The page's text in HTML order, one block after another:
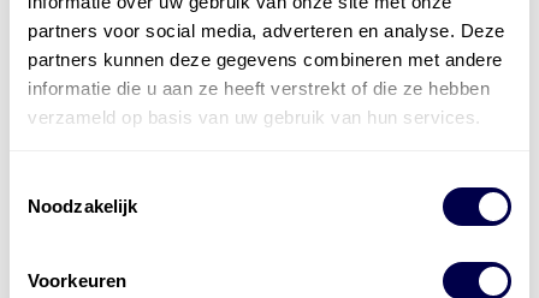
partners voor social media, adverteren en analyse. Deze
partners kunnen deze gegevens combineren met andere
informatie die u aan ze heeft verstrekt of die ze hebben
verzameld op basis van uw gebruik van hun services.
Noodzakelijk
Voorkeuren